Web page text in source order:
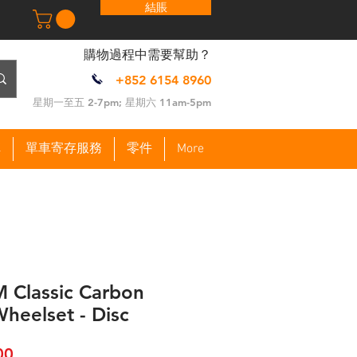
結賬
​購物過程中需要幫助？
+852 6154 8960
​星期一至五 2-7pm; 星期六 11am-5pm
單車寄存服務 零件 More
Classic Carbon
- Disc